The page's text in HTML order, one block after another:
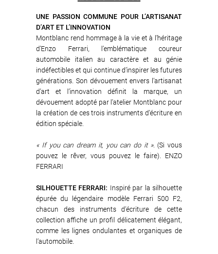
UNE PASSION COMMUNE POUR L’ARTISANAT
D’ART ET L’INNOVATION
Montblanc rend hommage à la vie et à l’héritage
d’Enzo Ferrari, l’emblématique coureur
automobile italien au caractère et au génie
indéfectibles et qui continue d’inspirer les futures
générations. Son dévouement envers l’artisanat
d’art et l’innovation définit la marque, un
dévouement adopté par l’atelier Montblanc pour
la création de ces trois instruments d’écriture en
édition spéciale.
« If you can dream it, you can do it ». (Si vous
pouvez le rêver, vous pouvez le faire). ENZO
FERRARI
SILHOUETTE FERRARI: Inspiré par la silhouette
épurée du légendaire modèle Ferrari 500 F2,
chacun des instruments d’écriture de cette
collection affiche un profil délicatement élégant,
comme les lignes ondulantes et organiques de
l’automobile.